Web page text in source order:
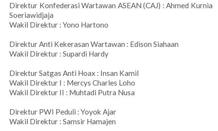
Direktur Konfederasi Wartawan ASEAN (CAJ) : Ahmed Kurnia
Soeriawidjaja
Wakil Direktur : Yono Hartono
Direktur Anti Kekerasan Wartawan : Edison Siahaan
Wakil Direktur : Supardi Hardy
Direktur Satgas Anti Hoax : Insan Kamil
Wakil Direktur I : Mercys Charles Loho
Wakil Direktur II : Muhtadi Putra Nusa
Direktur PWI Peduli : Yoyok Ajar
Wakil Direktur : Samsir Hamajen